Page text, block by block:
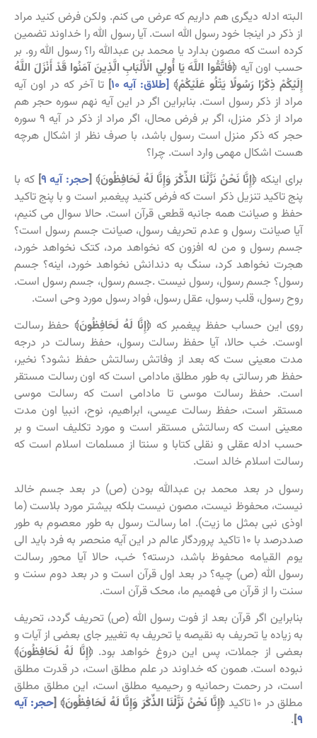
البته ادله دیگری هم داریم که عرض می کنم. ولکن فرض کنید مراد
از ذکر در اینجا خود رسول الله است. آیا رسول الله را خداوند تضمین
کرده است که مصون بدارد یا محمد بن عبدالله را؟ رسول الله رو. بر
حسب اون آیه ﴿فَاتَّقُوا اللَّهَ يَا أُولِي الْأَلْبَابِ الَّذِينَ آمَنُوا قَدْ أَنْزَلَ اللَّهُ
إِلَيْكُمْ ذِكْرًا رَسُولًا يَتْلُو عَلَيْكُمْ﴾ [طلاق: آیه ۱۰ ] تا آخر که در اون آیه
مراد از ذکر رسول است. بنابراین اگر در این آیه نهم سوره حجر هم
مراد از ذکر منزل، اگر بر فرض محال، اگر مراد از ذکر در آیه ۹ سوره
حجر که ذکر منزل است رسول باشد، با صرف نظر از اشکال هرچه
هست اشکال مهمی وارد است. چرا؟
برای اینکه ﴿إِنَّا نَحْنُ نَزَّلْنَا الذِّكْرَ وَإِنَّا لَهُ لَحَافِظُونَ﴾ [حجر: آیه ۹ ] که با
پنج تاکید تنزیل ذکر است که فرض کنید پیغمبر است و با پنج تاکید
حفظ و صیانت همه جانبه قطعی قرآن است. حالا سوال می کنیم،
آیا صیانت رسول و عدم تحریف رسول، صیانت جسم رسول است؟
جسم رسول و من له افزون که نخواهد مرد، کتک نخواهد خورد،
هجرت نخواهد کرد، سنگ به دندانش نخواهد خورد، اینه؟ جسم
رسول؟ جسم رسول، رسول نیست .جسم رسول، جسم رسول است.
روح رسول، قلب رسول، عقل رسول، فواد رسول مورد وحی است.
روی این حساب حفظ پیغمبر که ﴿إِنَّا لَهُ لَحَافِظُونَ﴾ حفظ رسالت
اوست. خب حالا، آیا حفظ رسالت رسول، حفظ رسالت در درجه
مدت معینی ست که بعد از وفاتش رسالتش حفظ نشود؟ نخیر،
حفظ هر رسالتی به طور مطلق مادامی است که اون رسالت مستقر
است. حفظ رسالت موسی تا مادامی است که رسالت موسی
مستقر است، حفظ رسالت عیسی، ابراهیم، نوح، انبیا اون مدت
معینی است که رسالتش مستقر است و مورد تکلیف است و بر
حسب ادله عقلی و نقلی کتابا و سنتا از مسلمات اسلام است که
رسالت اسلام خالد است.
رسول در بعد محمد بن عبدالله بودن (ص) در بعد جسم خالد
نیست، محفوظ نیست، مصون نیست بلکه بیشتر مورد بلاست (ما
اوذی نبی بمثل ما زیت). اما رسالت رسول به طور معصوم به طور
صددرصد با ۱۰ تاکید پروردگار عالم در این آیه منحصر به فرد باید الی
یوم القیامه محفوظ باشد، درسته؟ خب، حالا آیا محور رسالت
رسول الله (ص) چیه؟ در بعد اول قرآن است و در بعد دوم سنت و
سنت را از قرآن می فهمیم ما، محک قرآن است.
بنابراین اگر قرآن بعد از فوت رسول الله (ص) تحریف گردد، تحریف
به زیاده یا تحریف به نقیصه یا تحریف به تغییر جای بعضی از آیات و
بعضی از جملات، پس این دروغ خواهد بود. ﴿إِنَّا لَهُ لَحَافِظُونَ﴾
نبوده است. همون که خداوند در علم مطلق است، در قدرت مطلق
است، در رحمت رحمانیه و رحیمیه مطلق است، این مطلق مطلق
مطلق در ۱۰ تاکید
﴿إِنَّا نَحْنُ نَزَّلْنَا الذِّكْرَ وَإِنَّا لَهُ لَحَافِظُونَ﴾ [حجر: آیه
۹]
.